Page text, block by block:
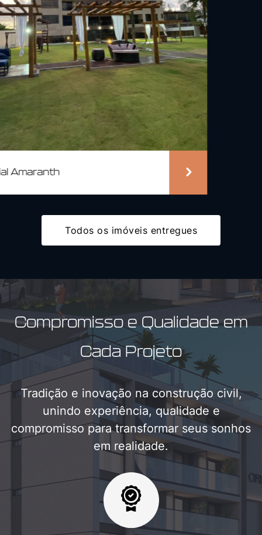
Todos os imóveis entregues
Compromisso e Qualidade em
Cada Projeto
Tradição e inovação na construção civil,
unindo experiência, qualidade e
compromisso para transformar seus sonhos
em realidade.